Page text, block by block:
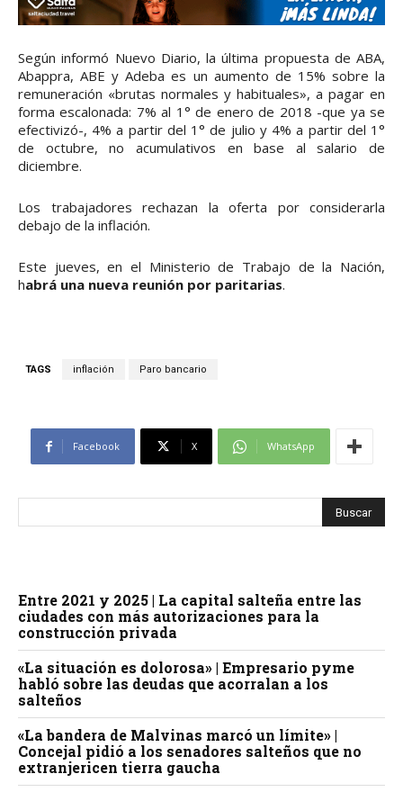
Según informó Nuevo Diario, la última propuesta de ABA,
Abappra, ABE y Adeba es un aumento de 15% sobre la
remuneración «brutas normales y habituales», a pagar en
forma escalonada: 7% al 1° de enero de 2018 -que ya se
efectivizó-, 4% a partir del 1° de julio y 4% a partir del 1°
de octubre, no acumulativos en base al salario de
diciembre.
Los trabajadores rechazan la oferta por considerarla
debajo de la inflación.
Este jueves, en el Ministerio de Trabajo de la Nación,
habrá una nueva reunión por paritarias.
TAGS inflación Paro bancario
Facebook X WhatsApp
Entre 2021 y 2025 | La capital salteña entre las
ciudades con más autorizaciones para la
construcción privada
«La situación es dolorosa» | Empresario pyme
habló sobre las deudas que acorralan a los
salteños
«La bandera de Malvinas marcó un límite» |
Concejal pidió a los senadores salteños que no
extranjericen tierra gaucha